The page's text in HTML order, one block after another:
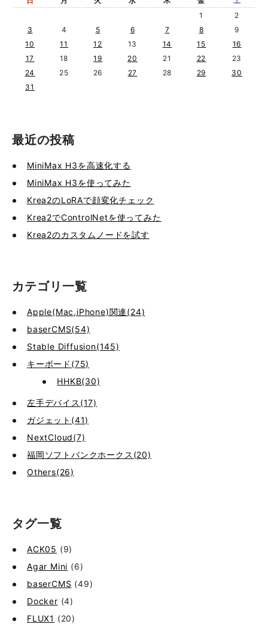
1
2
3
4 5 6 7 8
9
10
11 12 13 14 15
16
17
18 19 20 21 22
23
24
25 26 27 28 29
30
31
最近の投稿
MiniMax H3を高速化する
MiniMax H3を使ってみた
Krea2のLoRAで顔変化チェック
Krea2でControlNetを使ってみた
Krea2のカスタムノードを試す
カテゴリ一覧
Apple(Mac,iPhone)関連(24)
baserCMS(54)
Stable Diffusion(145)
キーボード(75)
HHKB(30)
左手デバイス(17)
ガジェット(41)
NextCloud(7)
福岡ソフトバンクホークス(20)
Others(26)
タグ一覧
ACK05 (9)
Agar Mini (6)
baserCMS (49)
Docker (4)
FLUX1 (20)